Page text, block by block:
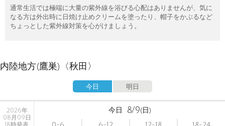
通常生活では極端に大量の紫外線を浴びる心配はありませんが、気に
なる方は外出時に日焼け止めクリームを塗ったり、帽子をかぶるなど
ちょっとした紫外線対策を心がけましょう。
内陸地方(鷹巣)〈秋田〉
今日 明日
2026年
08月09日
今日 8/9(日)